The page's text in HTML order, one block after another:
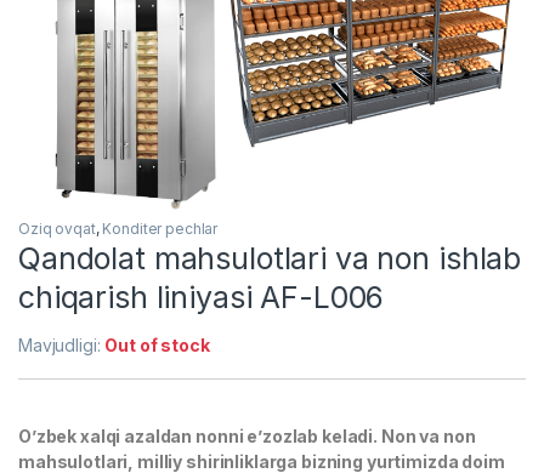
Oziq ovqat, Konditer pechlar
Qandolat mahsulotlari va non ishlab
chiqarish liniyasi AF-L006
Mavjudligi: Out of stock
O’zbek xalqi azaldan nonni e’zozlab keladi. Non va non
mahsulotlari, milliy shirinliklarga bizning yurtimizda doim